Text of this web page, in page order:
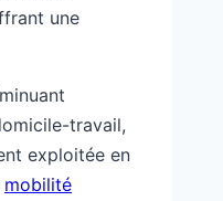
une
travail,
exploitée en
mobilité